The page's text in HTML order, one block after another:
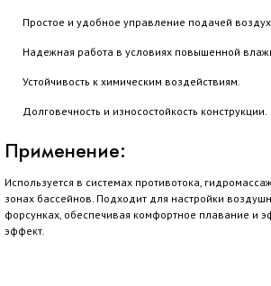
Простое и удобное управление подачей
Надежная работа в условиях повышенной
Устойчивость к химическим воздействиям.
Долговечность и износостойкость конструкции.
Применение:
Используется в системах противотока,
зонах бассейнов. Подходит для настройки
форсунках, обеспечивая комфортное плавание и
эффект.